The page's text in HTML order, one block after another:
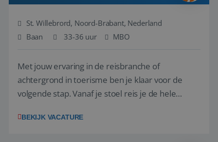
St. Willebrord, Noord-Brabant, Nederland
Baan
33-36 uur MBO
Met jouw ervaring in de reisbranche of
achtergrond in toerisme ben je klaar voor de
volgende stap. Vanaf je stoel reis je de hele
wensen van je team, je klant en wat er in de
BEKIJK VACATURE